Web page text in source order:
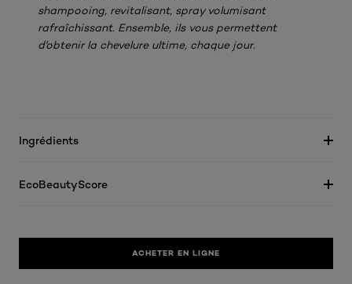
shampooing, revitalisant, spray volumisant
rafraîchissant. Ensemble, ils vous permettent
d'obtenir la chevelure ultime, chaque jour.
Ingrédients
EcoBeautyScore
ACHETER EN LIGNE